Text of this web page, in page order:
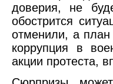
доверия, не
обострится
отменили, а план
коррупция в
акции протеста,